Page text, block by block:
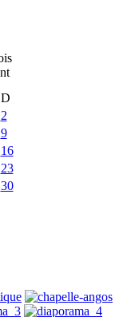
D
2
9
16
23
30